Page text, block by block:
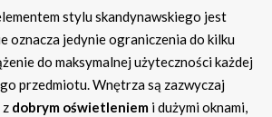
stylu skandynawskiego jest
oznacza jedynie ograniczenia do kilku
do maksymalnej użyteczności każdej
przedmiotu. Wnętrza są zazwyczaj
dobrym oświetleniem i dużymi oknami,